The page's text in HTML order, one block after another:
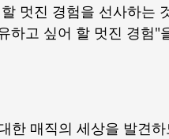
멋진 경험을 선사하는
하고 싶어 할 멋진 경험"
한 매직의 세상을 발견